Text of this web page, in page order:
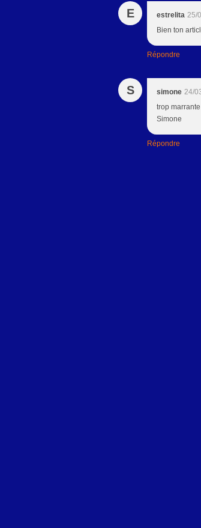
E estrelita 25/
Bien ton
Répondre
S simone 24/
trop
Simone
Répondre